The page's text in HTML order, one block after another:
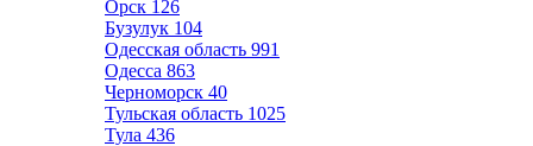
Орск 126
Бузулук 104
Одесская область 991
Одесса 863
Черноморск 40
Тульская область 1025
Тула 436